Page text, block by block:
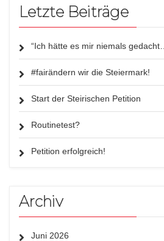
Letzte Beiträge
“Ich hätte es mir niemals gedacht…
#fairändern wir die Steiermark!
Start der Steirischen Petition
Routinetest?
Petition erfolgreich!
Archiv
Juni 2026